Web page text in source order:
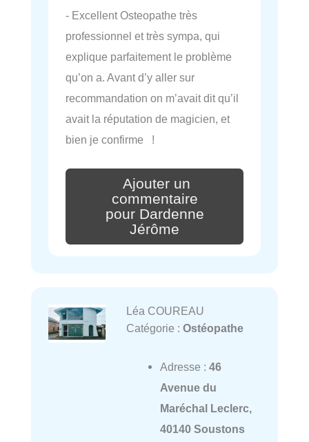
- Excellent Osteopathe très
professionnel et très sympa, qui
explique parfaitement le problème
qu’on a. Avant d’y aller sur
recommandation on m’avait dit qu’il
avait la réputation de magicien, et
bien je confirme !
Ajouter un
commentaire
pour Dardenne
Jérôme
Léa COUREAU
Catégorie : Ostéopathe
Adresse : 46
Avenue du
Maréchal Leclerc,
40140 Soustons